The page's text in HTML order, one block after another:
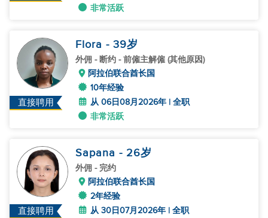
非常活跃
直接聘用
Flora - 39岁
外佣 - 断约 - 前僱主解僱 (其他原因)
阿拉伯联合酋长国
10年经验
从 06日08月2026年 | 全职
非常活跃
直接聘用
Sapana - 26岁
外佣 - 完约
阿拉伯联合酋长国
2年经验
从 30日07月2026年 | 全职